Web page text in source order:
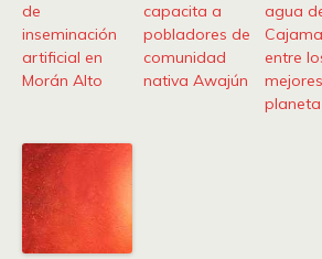
de
inseminación
artificial en
Morán Alto
capacita a
pobladores de
comunidad
nativa Awajún
agua
entre
planeta